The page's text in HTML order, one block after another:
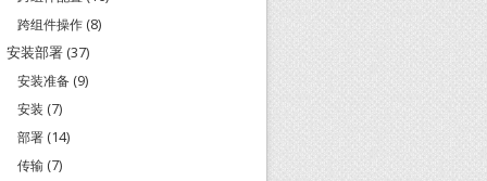
跨组件操作 (8)
安装部署 (37)
安装准备 (9)
安装 (7)
部署 (14)
传输 (7)